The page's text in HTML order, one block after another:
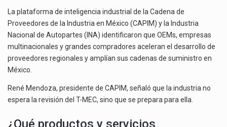
La plataforma de inteligencia industrial de la Cadena de
Proveedores de la Industria en México (CAPIM) y la Industria
Nacional de Autopartes (INA) identificaron que OEMs, empresas
multinacionales y grandes compradores aceleran el desarrollo de
proveedores regionales y amplían sus cadenas de suministro en
México.
René Mendoza, presidente de CAPIM, señaló que la industria no
espera la revisión del T-MEC, sino que se prepara para ella.
¿Qué productos y servicios